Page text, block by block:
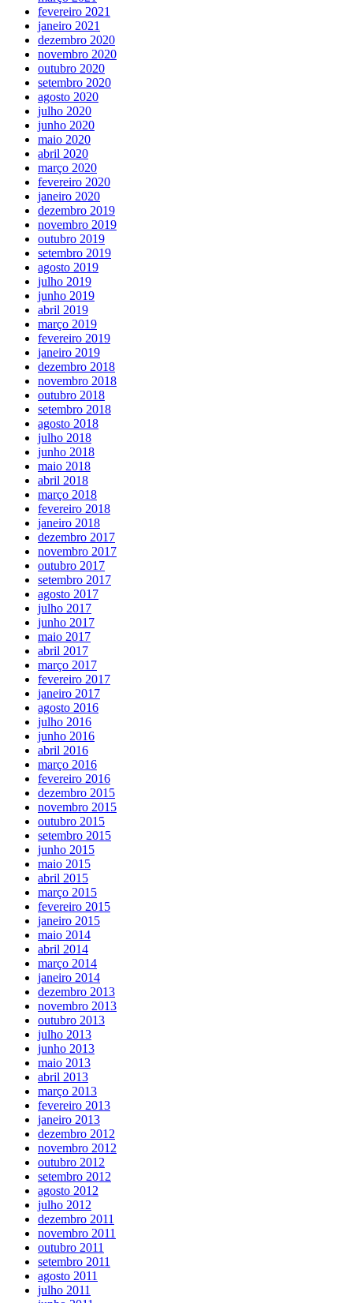
fevereiro 2021
janeiro 2021
dezembro 2020
novembro 2020
outubro 2020
setembro 2020
agosto 2020
julho 2020
junho 2020
maio 2020
abril 2020
março 2020
fevereiro 2020
janeiro 2020
dezembro 2019
novembro 2019
outubro 2019
setembro 2019
agosto 2019
julho 2019
junho 2019
abril 2019
março 2019
fevereiro 2019
janeiro 2019
dezembro 2018
novembro 2018
outubro 2018
setembro 2018
agosto 2018
julho 2018
junho 2018
maio 2018
abril 2018
março 2018
fevereiro 2018
janeiro 2018
dezembro 2017
novembro 2017
outubro 2017
setembro 2017
agosto 2017
julho 2017
junho 2017
maio 2017
abril 2017
março 2017
fevereiro 2017
janeiro 2017
agosto 2016
julho 2016
junho 2016
abril 2016
março 2016
fevereiro 2016
dezembro 2015
novembro 2015
outubro 2015
setembro 2015
junho 2015
maio 2015
abril 2015
março 2015
fevereiro 2015
janeiro 2015
maio 2014
abril 2014
março 2014
janeiro 2014
dezembro 2013
novembro 2013
outubro 2013
julho 2013
junho 2013
maio 2013
abril 2013
março 2013
fevereiro 2013
janeiro 2013
dezembro 2012
novembro 2012
outubro 2012
setembro 2012
agosto 2012
julho 2012
dezembro 2011
novembro 2011
outubro 2011
setembro 2011
agosto 2011
julho 2011